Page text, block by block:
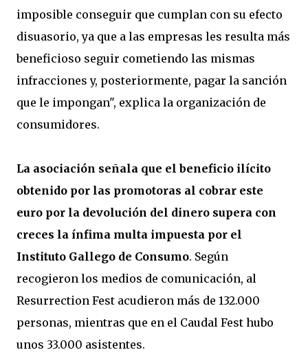
imposible conseguir que cumplan con su efecto
disuasorio, ya que a las empresas les resulta más
beneficioso seguir cometiendo las mismas
infracciones y, posteriormente, pagar la sanción
que le impongan", explica la organización de
consumidores.
La asociación señala que el beneficio ilícito
obtenido por las promotoras al cobrar este
euro por la devolución del dinero supera con
creces la ínfima multa impuesta por el
Instituto Gallego de Consumo. Según
recogieron los medios de comunicación, al
Resurrection Fest acudieron más de 132.000
personas, mientras que en el Caudal Fest hubo
unos 33.000 asistentes.